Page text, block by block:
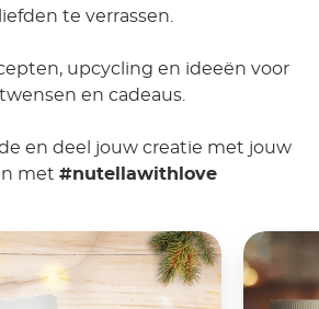
te verrassen.
upcycling en ideeën voor
en cadeaus.
en deel jouw creatie met jouw
met #nutellawithlove